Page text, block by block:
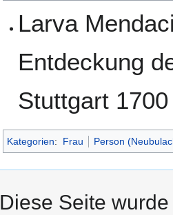
Larva
Entdeckung
Stuttgart
Kategorien: Frau Person
Diese Seite